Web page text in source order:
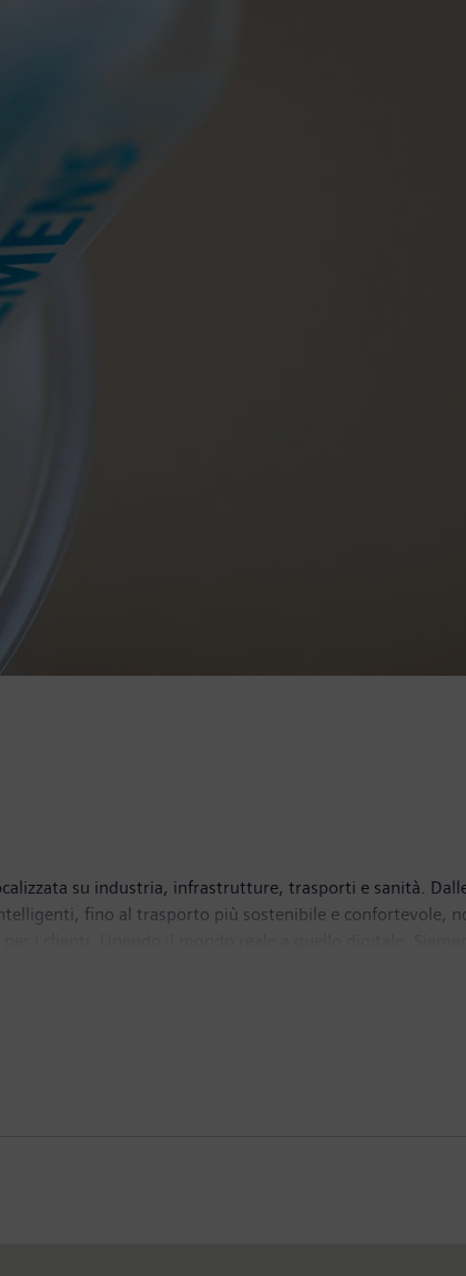
su industria, infrastrutture, trasporti e sanità.
fino al trasporto più sostenibile e confortevole,
per miliardi di persone. Siemens detiene anche
mediche. Nell'anno fiscale 2023, che si è concluso